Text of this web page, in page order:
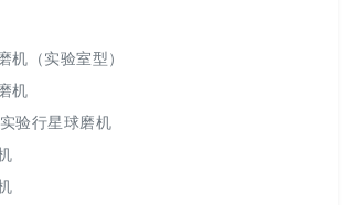
机（实验室型）
机
验行星球磨机